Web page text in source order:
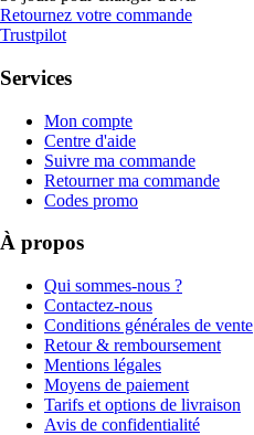
Retournez votre commande
Trustpilot
Services
Mon compte
Centre d'aide
Suivre ma commande
Retourner ma commande
Codes promo
À propos
Qui sommes-nous ?
Contactez-nous
Conditions générales de vente
Retour & remboursement
Mentions légales
Moyens de paiement
Tarifs et options de livraison
Avis de confidentialité